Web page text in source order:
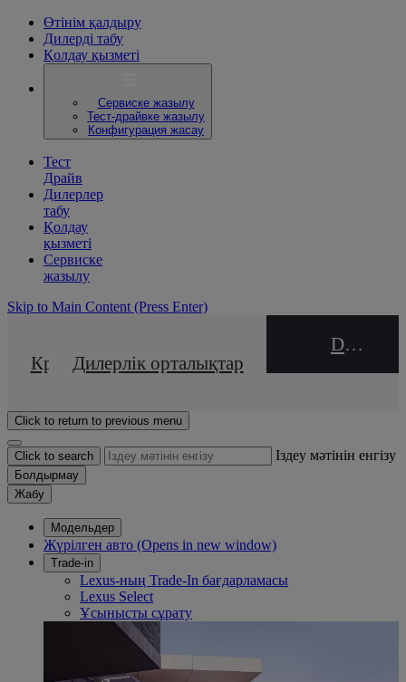
Өтінім қалдыру
Дилерді табу
Қолдау қызметі
Сервиске жазылу
Тест-драйвке жазылу
Конфигурация жасау
Тест
Драйв
Дилерлер
табу
Қолдау
қызметі
Сервиске
жазылу
Skip to Main Content (Press Enter)
Кредиттік калькулятор
Дилерлік орталықтар
DEALER NAME
Click to return to previous menu
Click to search Іздеу мәтінін енгізу
Болдырмау
Жабу
Модельдер
Жүрілген авто (Opens in new window)
Trade-in
Lexus-ның Trade-In бағдарламасы
Lexus Select
Ұсынысты сұрату